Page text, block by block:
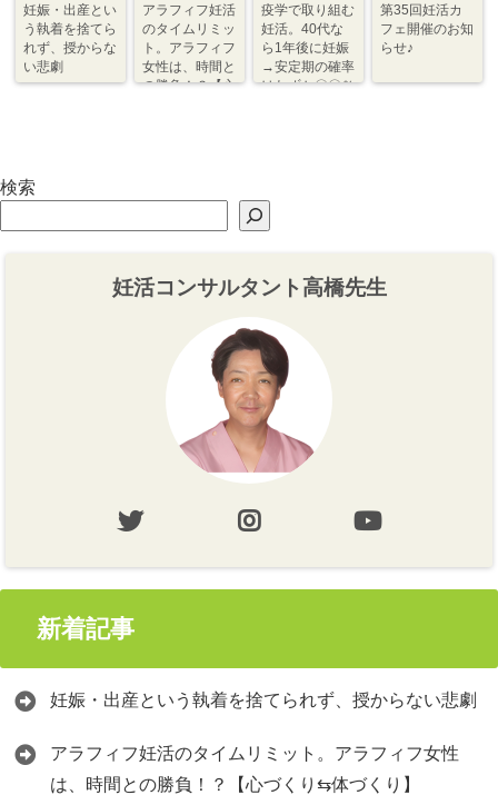
妊娠・出産とい
う執着を捨てら
れず、授からな
い悲劇
アラフィフ妊活
のタイムリミッ
ト。アラフィフ
女性は、時間と
の勝負！？【心
疫学で取り組む
妊活。40代な
ら1年後に妊娠
→安定期の確率
はわずか〇〇％
第35回妊活カ
フェ開催のお知
らせ♪
検索
妊活コンサルタント高橋先生
新着記事
妊娠・出産という執着を捨てられず、授からない悲劇
アラフィフ妊活のタイムリミット。アラフィフ女性
は、時間との勝負！？【心づくり⇆体づくり】